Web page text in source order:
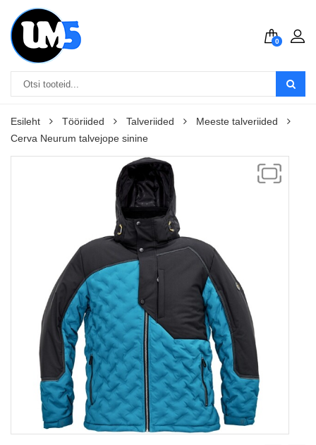
0
Esileht Tööriided Talveriided
Meeste talveriided
Cerva Neurum talvejope sinine